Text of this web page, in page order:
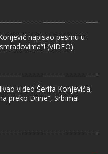
napisao pesmu u
(VIDEO)
video Šerifa Konjevića,
preko Drine“, Srbima!